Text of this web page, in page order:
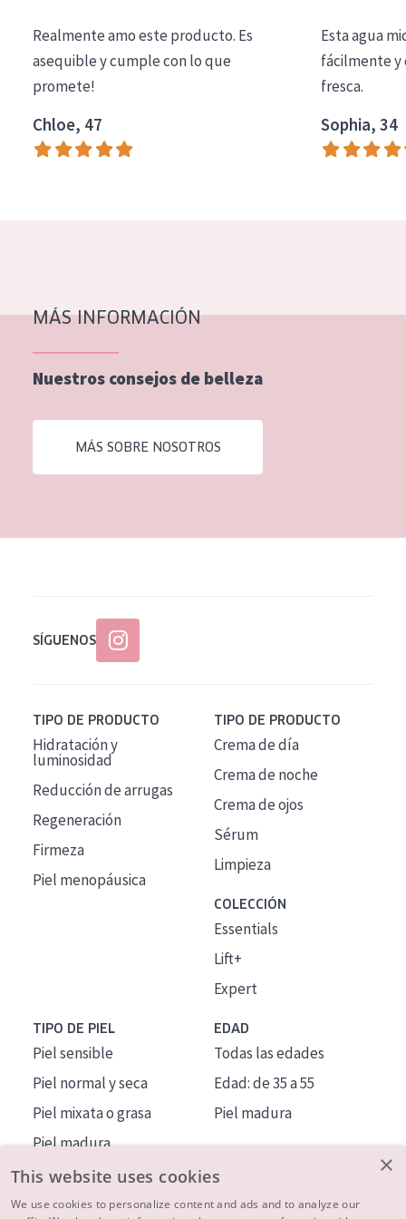
Essentials
Lift+
Expert
Piel madura
Piel menopáusica
EDAD
Realmente amo este producto. Es
asequible y cumple con lo que
promete!
Chloe, 47
Esta agua
fácilmente y
fresca.
Sophia, 34
MÁS INFORMACIÓN
Nuestros consejos de belleza
MÁS SOBRE NOSOTROS
SÍGUENOS
TIPO DE PRODUCTO
Hidratación y
luminosidad
Reducción de arrugas
Regeneración
Firmeza
Piel menopáusica
TIPO DE PRODUCTO
Crema de día
Crema de noche
Crema de ojos
Sérum
Limpieza
COLECCIÓN
Essentials
Lift+
Expert
TIPO DE PIEL
Piel sensible
Piel normal y seca
Piel mixata o grasa
Piel madura
Piel expuesta al sol
Piel menopáusica
EDAD
Todas las edades
Edad: de 35 a 55
Piel madura
×
This website uses cookies
We use cookies to personalize content and ads and to analyze our